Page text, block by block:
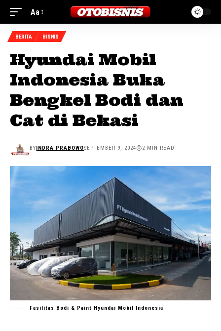
Aa
BERITA BISNIS
Hyundai Mobil
Indonesia Buka
Bengkel Bodi dan
Cat di Bekasi
BYINDRA PRABOWOSEPTEMBER 9, 2024 2 MIN READ
Fasilitas Bodi & Paint Hyundai Mobil Indonesia